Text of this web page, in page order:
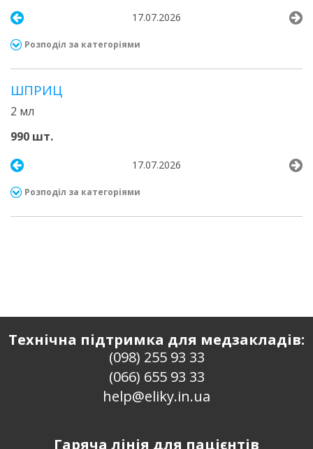
17.07.2026
Розподіл за категоріями
ШПРИЦ
2 мл
990 шт.
17.07.2026
Розподіл за категоріями
Технічна підтримка для медзакладів:
(098) 255 93 33
(066) 655 93 33
help@eliky.in.ua
Гаряча лінія для пацієнтів